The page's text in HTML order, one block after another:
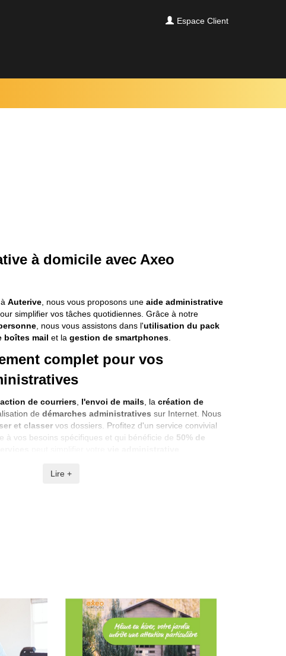
Espace Client
à domicile avec Axeo
Auterive , nous vous proposons une aide administrative
simplifier vos tâches quotidiennes. Grâce à notre
, nous vous assistons dans l'utilisation du pack
boîtes mail et la gestion de smartphones
complet pour vos
de courriers l'envoi de mails , la création de
de démarches administratives sur Internet. Nous
et classer vos dossiers. Profitez d'un service convivial
à vos besoins spécifiques et qui bénéficie de 50% de
Lire +